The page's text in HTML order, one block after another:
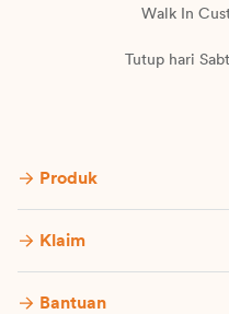
Walk In
Tutup hari
Produk
Klaim
Bantuan